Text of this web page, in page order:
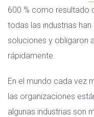
600 % como resultado
todas las industrias
soluciones y obligaron
rápidamente.
En el mundo cada vez
las organizaciones
algunas industrias son